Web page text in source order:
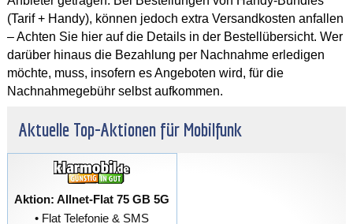
(Tarif + Handy), können jedoch extra Versandkosten anfallen
– Achten Sie hier auf die Details in der Bestellübersicht. Wer
darüber hinaus die Bezahlung per Nachnahme erledigen
möchte, muss, insofern es Angeboten wird, für die
Nachnahmegebühr selbst aufkommen.
Aktuelle Top-Aktionen für Mobilfunk
Aktion: Allnet-Flat 75 GB 5G
• Flat Telefonie & SMS